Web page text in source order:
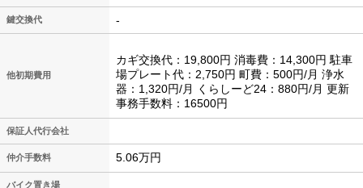
鍵交換代 -
他初期費用
カギ交換代：19,800円 消毒費：14,300円 駐車
場プレート代：2,750円 町費：500円/月 浄水
器：1,320円/月 くらしーど24：880円/月 更新
事務手数料：16500円
保証人代行会社
仲介手数料 5.06万円
バイク置き場